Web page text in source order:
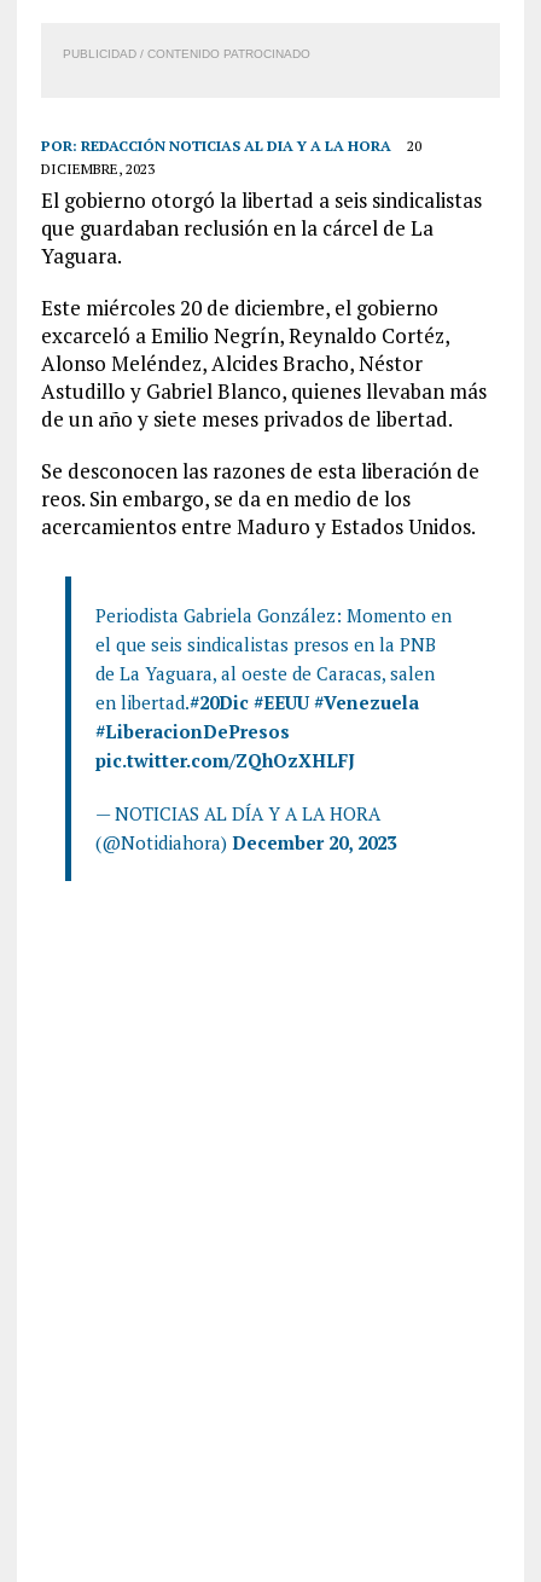
PUBLICIDAD / CONTENIDO PATROCINADO
POR: REDACCIÓN NOTICIAS AL DIA Y A LA HORA
20
DICIEMBRE, 2023
El gobierno otorgó la libertad a seis sindicalistas
que guardaban reclusión en la cárcel de La
Yaguara.
Este miércoles 20 de diciembre, el gobierno
excarceló a Emilio Negrín, Reynaldo Cortéz,
Alonso Meléndez, Alcides Bracho, Néstor
Astudillo y Gabriel Blanco, quienes llevaban más
de un año y siete meses privados de libertad.
Se desconocen las razones de esta liberación de
reos. Sin embargo, se da en medio de los
acercamientos entre Maduro y Estados Unidos.
Periodista Gabriela González: Momento en
el que seis sindicalistas presos en la PNB
de La Yaguara, al oeste de Caracas, salen
en libertad.#20Dic #EEUU #Venezuela
#LiberacionDePresos
pic.twitter.com/ZQhOzXHLFJ
— NOTICIAS AL DÍA Y A LA HORA
(@Notidiahora) December 20, 2023